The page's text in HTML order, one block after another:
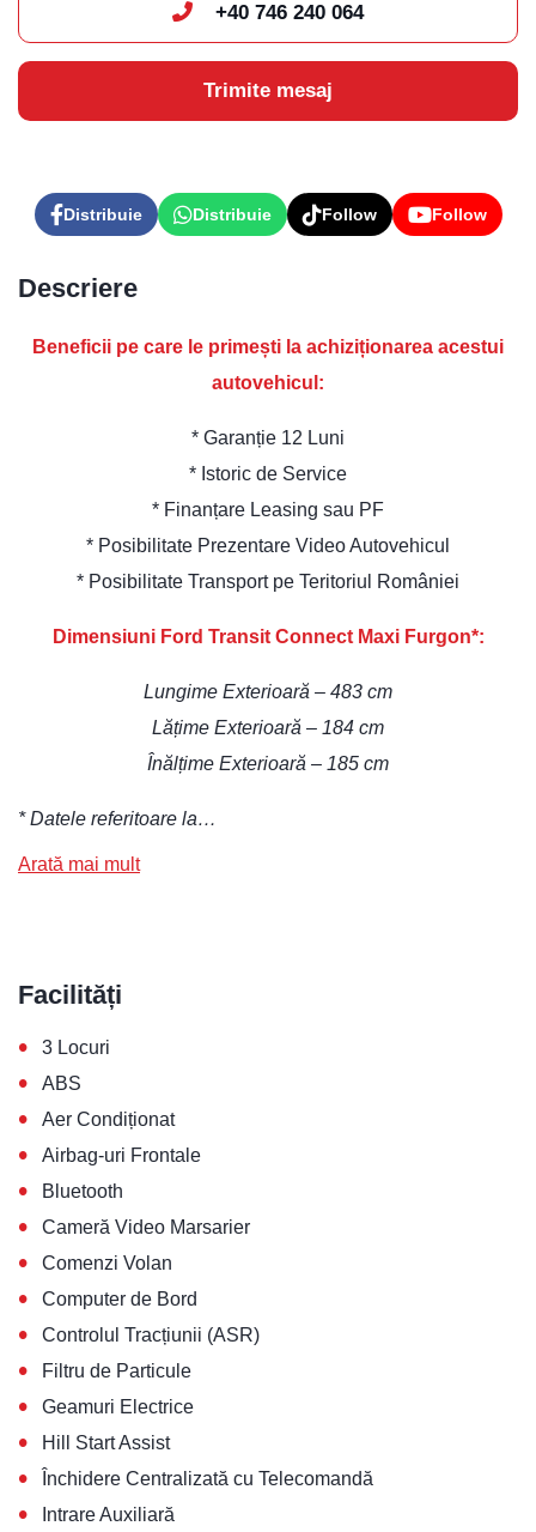
+40 746 240 064
Trimite mesaj
Distribuie Distribuie Follow Follow
Descriere
Beneficii pe care le primești la achiziționarea acestui
autovehicul:
* Garanție 12 Luni
* Istoric de Service
* Finanțare Leasing sau PF
* Posibilitate Prezentare Video Autovehicul
* Posibilitate Transport pe Teritoriul României
Dimensiuni Ford Transit Connect Maxi Furgon*:
Lungime Exterioară – 483 cm
Lățime Exterioară – 184 cm
Înălțime Exterioară – 185 cm
* Datele referitoare la…
Arată mai mult
Facilități
• 3 Locuri
• ABS
• Aer Condiționat
• Airbag-uri Frontale
• Bluetooth
• Cameră Video Marsarier
• Comenzi Volan
• Computer de Bord
• Controlul Tracțiunii (ASR)
• Filtru de Particule
• Geamuri Electrice
• Hill Start Assist
• Închidere Centralizată cu Telecomandă
• Intrare Auxiliară